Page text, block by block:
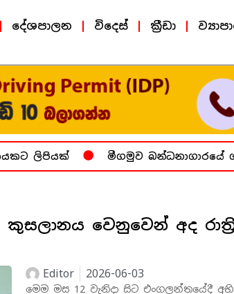
දේශපාලන විදෙස් ක්‍රීඩා
ලිපියක් මීගමුව බන්ධනාගාරයේ
වෙනුවෙන් අද
Editor 2026-06-03
මෙම මස 12 වැනිදා සිට එංගලන්තයේදී